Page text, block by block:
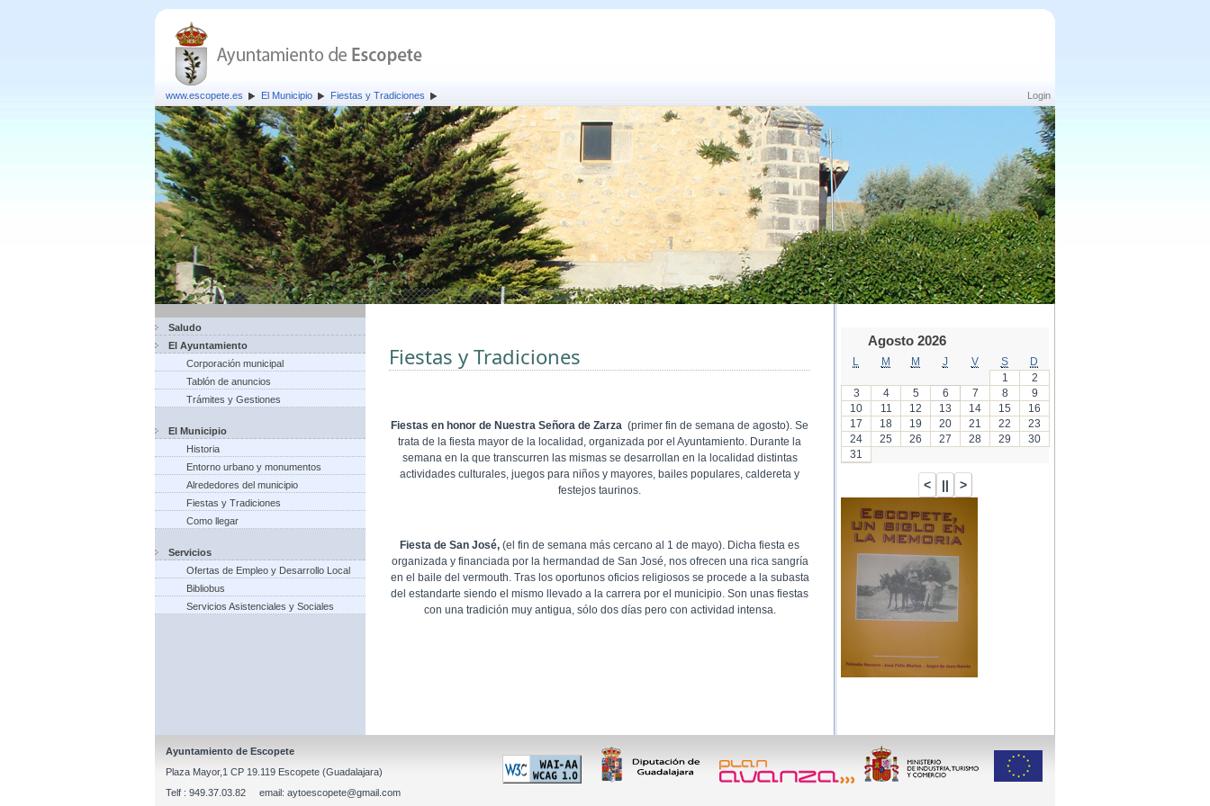
Login
www.escopete.es El Municipio Fiestas y Tradiciones
Saludo
El Ayuntamiento
Corporación municipal
Tablón de anuncios
Trámites y Gestiones
El Municipio
Historia
Entorno urbano y monumentos
Alrededores del municipio
Fiestas y Tradiciones
Como llegar
Servicios
Ofertas de Empleo y Desarrollo Local
Bibliobus
Servicios Asistenciales y Sociales
Fiestas y Tradiciones
Fiestas en honor de Nuestra Señora de Zarza (primer fin de semana de agosto). Se
trata de la fiesta mayor de la localidad, organizada por el Ayuntamiento. Durante la
semana en la que transcurren las mismas se desarrollan en la localidad distintas
actividades culturales, juegos para niños y mayores, bailes populares, caldereta y
festejos taurinos.
Fiesta de San José, (el fin de semana más cercano al 1 de mayo). Dicha fiesta es
organizada y financiada por la hermandad de San José, nos ofrecen una rica sangría
en el baile del vermouth. Tras los oportunos oficios religiosos se procede a la subasta
del estandarte siendo el mismo llevado a la carrera por el municipio. Son unas fiestas
con una tradición muy antigua, sólo dos días pero con actividad intensa.
Agosto 2026
M M J V S
D
1
2
3
4 5 6 7 8
9
10
11 12 13 14 15
16
17
18 19 20 21 22
23
24
25 26 27 28 29
30
31
Ayuntamiento de Escopete
Plaza Mayor,1 CP 19.119 Escopete (Guadalajara)
Telf : 949.37.03.82 email: aytoescopete@gmail.com